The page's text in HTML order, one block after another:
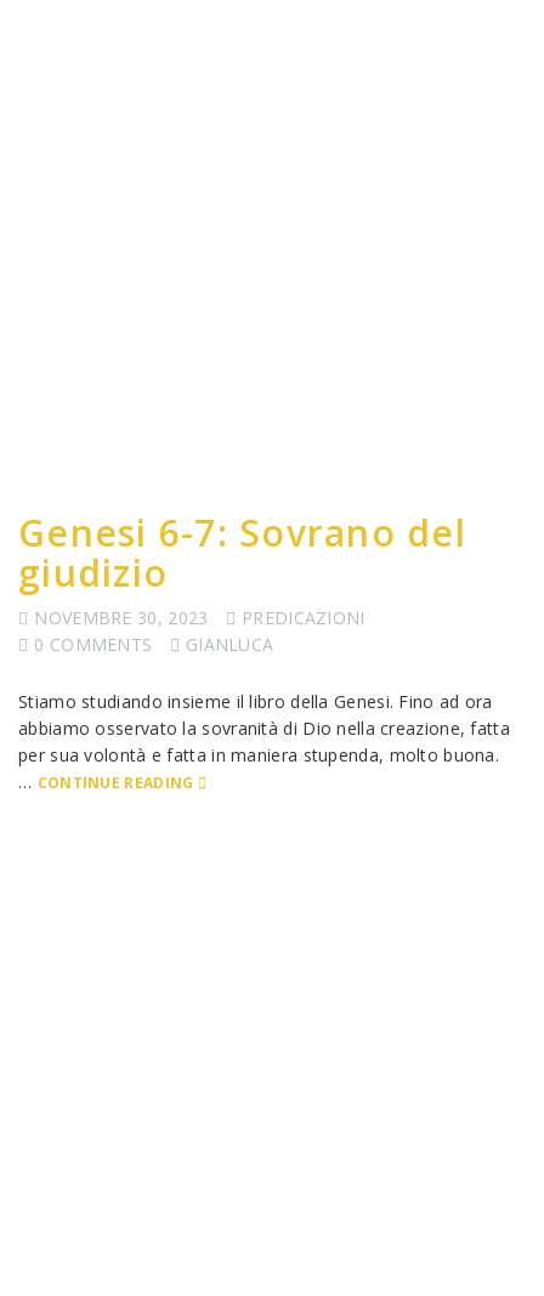
Genesi 6-7: Sovrano del
giudizio
NOVEMBRE 30, 2023
PREDICAZIONI
0 COMMENTS
GIANLUCA
Stiamo studiando insieme il libro della Genesi. Fino ad ora
abbiamo osservato la sovranità di Dio nella creazione, fatta
per sua volontà e fatta in maniera stupenda, molto buona.
… CONTINUE READING